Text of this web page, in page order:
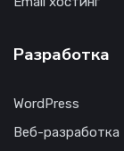
Разработка
WordPress
Веб-разработка